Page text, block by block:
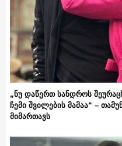
„ნუ დაწერთ სანდროს
ჩემი შვილების მამაა“ –
მიმართავს